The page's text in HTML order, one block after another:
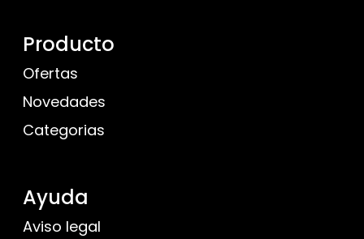
Producto
Ofertas
Novedades
Categorias
Ayuda
Aviso legal